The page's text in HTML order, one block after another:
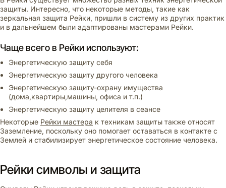
защиты. Интересно, что некоторые методы, такие как
зеркальная защита Рейки, пришли в систему из других практик
и в дальнейшем были адаптированы мастерами Рейки.
Чаще всего в Рейки используют:
Энергетическую защиту себя
Энергетическую защиту другого человека
Энергетическую защиту-охрану имущества
(дома,квартиры,машины, офиса и т.п.)
Энергетическую защиту целителя в сеансе
Некоторые Рейки мастера к техникам защиты также относят
Заземление, поскольку оно помогает оставаться в контакте с
Землей и стабилизирует энергетическое состояние человека.
Рейки символы и защита